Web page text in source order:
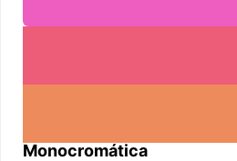
Monocromática